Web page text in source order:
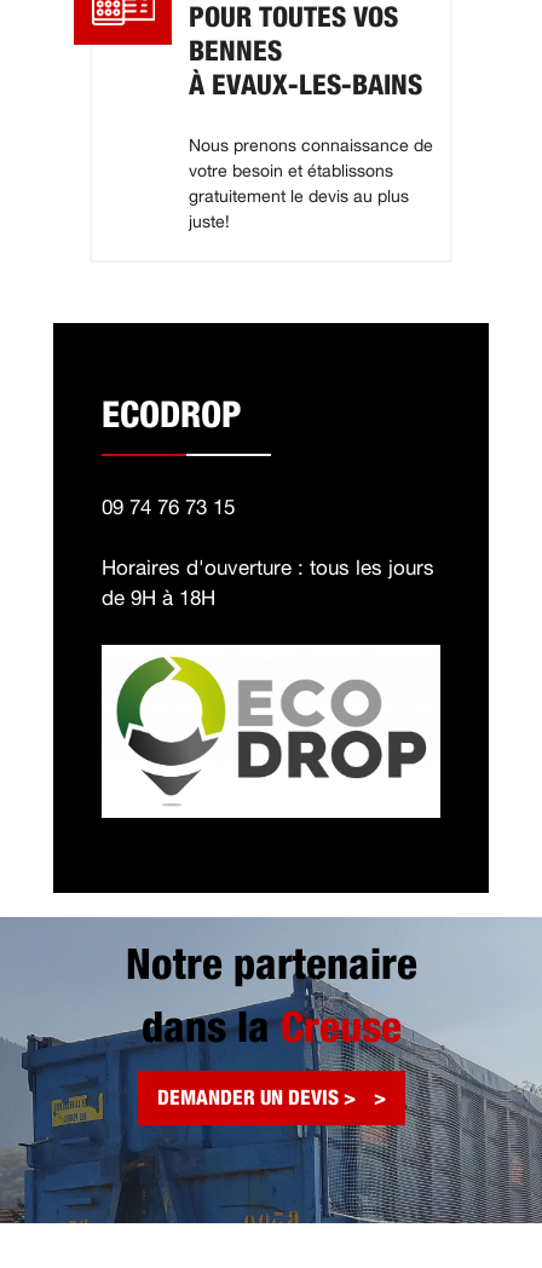
POUR TOUTES VOS
BENNES
À EVAUX-LES-BAINS
Nous prenons connaissance de
votre besoin et établissons
gratuitement le devis au plus
juste!
ECODROP
09 74 76 73 15
Horaires d'ouverture : tous les jours
de 9H à 18H
Notre partenaire
dans laCreuse
DEMANDER UN DEVIS >